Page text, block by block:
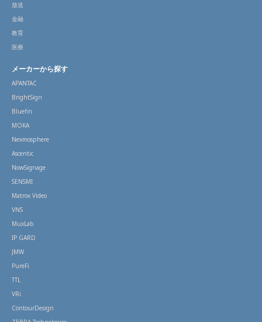
放送
金融
教育
医療
メーカーから探す
APANTAC
BrightSign
Bluefin
MOKA
Nexmosphere
Ascentic
NowSignage
SENSMI
Matrox Video
VNS
MuxLab
IP GARD
JMW
PureFi
TTL
VRi
ContourDesign